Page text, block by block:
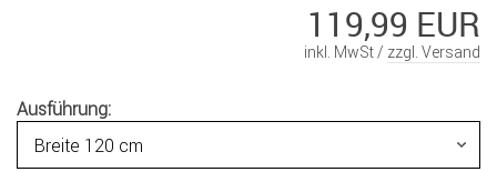
119,99 EUR
inkl. MwSt / zzgl. Versand
Ausführung: